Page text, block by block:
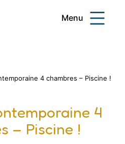
Menu
4 chambres – Piscine !
4
– Piscine !